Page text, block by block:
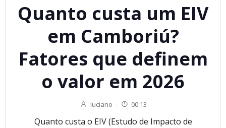
Quanto custa um EIV
em Camboriú?
Fatores que definem
o valor em 2026
luciano - 00:13
Quanto custa o EIV (Estudo de Impacto de